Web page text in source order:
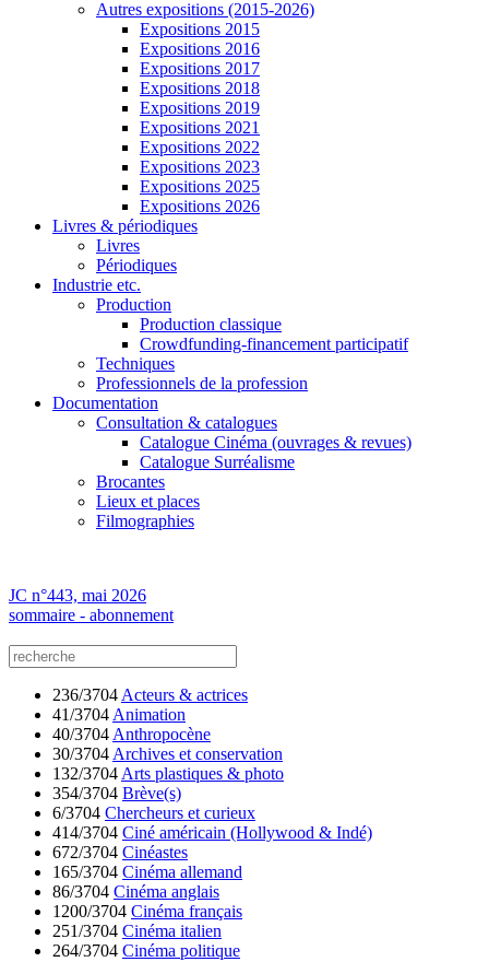
Autres expositions (2015-2026)
Expositions 2015
Expositions 2016
Expositions 2017
Expositions 2018
Expositions 2019
Expositions 2021
Expositions 2022
Expositions 2023
Expositions 2025
Expositions 2026
Livres & périodiques
Livres
Périodiques
Industrie etc.
Production
Production classique
Crowdfunding-financement participatif
Techniques
Professionnels de la profession
Documentation
Consultation & catalogues
Catalogue Cinéma (ouvrages & revues)
Catalogue Surréalisme
Brocantes
Lieux et places
Filmographies
JC n°443, mai 2026
sommaire - abonnement
236/3704 Acteurs & actrices
41/3704 Animation
40/3704 Anthropocène
30/3704 Archives et conservation
132/3704 Arts plastiques & photo
354/3704 Brève(s)
6/3704 Chercheurs et curieux
414/3704 Ciné américain (Hollywood & Indé)
672/3704 Cinéastes
165/3704 Cinéma allemand
86/3704 Cinéma anglais
1200/3704 Cinéma français
251/3704 Cinéma italien
264/3704 Cinéma politique